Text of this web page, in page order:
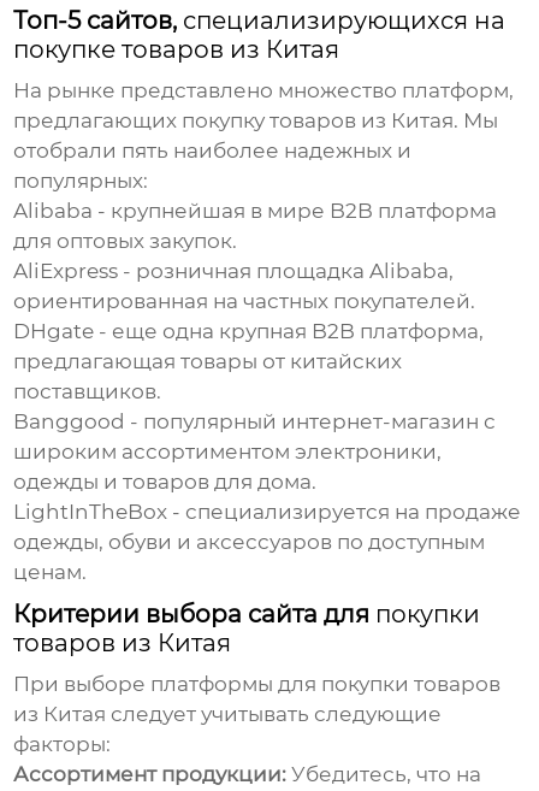
Топ-5 сайтов, специализирующихся на
покупке товаров из Китая
На рынке представлено множество платформ,
предлагающих покупку товаров из Китая. Мы
отобрали пять наиболее надежных и
популярных:
Alibaba - крупнейшая в мире B2B платформа
для оптовых закупок.
AliExpress - розничная площадка Alibaba,
ориентированная на частных покупателей.
DHgate - еще одна крупная B2B платформа,
предлагающая товары от китайских
поставщиков.
Banggood - популярный интернет-магазин с
широким ассортиментом электроники,
одежды и товаров для дома.
LightInTheBox - специализируется на продаже
одежды, обуви и аксессуаров по доступным
ценам.
Критерии выбора сайта для покупки
товаров из Китая
При выборе платформы для покупки товаров
из Китая следует учитывать следующие
факторы:
Ассортимент продукции: Убедитесь, что на